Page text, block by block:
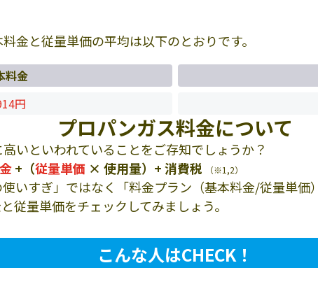
金と従量単価の平均は以下のとおりです。
料金
円
プロパンガス料金について
いといわれていることをご存知でしょうか？
+（従量単価 × 使用量）+ 消費税 （※1,2）
いすぎ」ではなく「料金プラン（基本料金/従量単価
従量単価をチェックしてみましょう。
こんな人はCHECK！